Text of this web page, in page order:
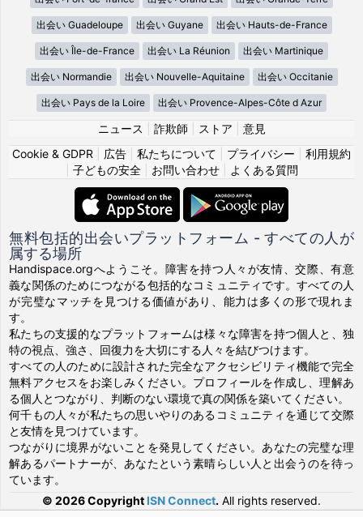
出会い Guadeloupe 出会い Guyane 出会い Hauts-de-France
出会い Île-de-France 出会い La Réunion 出会い Martinique
出会い Normandie 出会い Nouvelle-Aquitaine 出会い Occitanie
出会い Pays de la Loire 出会い Provence-Alpes-Côte d Azur
ニュース 詐欺師 ストア
意見
Cookie & GDPR
広告 私たちについて プライバシー
利用規約
子どもの安全| お問い合わせ| よくある質問
無料包括的出会いプラットフォーム - すべての人が
属する場所
Handispace.orgへようこそ。障害を持つ人々が友情、交際、有意
義な関係のためにつながる包括的なコミュニティです。すべての人
が完璧なマッチを見つける価値があり、能力は多くの形で現れま
す。
私たちの支援的なプラットフォームは様々な障害を持つ個人と、独
特の視点、強さ、回復力を大切にする人々を結びつけます。
すべての人のために設計された完全なアクセシビリティ機能で完全
無料アクセスをお楽しみください。プロフィールを作成し、理解あ
る個人とつながり、判断のない環境で真の関係を築いてください。
何千もの人々が私たちの思いやりのあるコミュニティを通じて交際
と友情を見つけています。
つながりに境界がないことを発見してください。あなたの完璧な理
解あるパートナーが、あなたという素晴らしい人と出会うのを待っ
ています。
© 2026 Copyright ISN Connect. All rights reserved.